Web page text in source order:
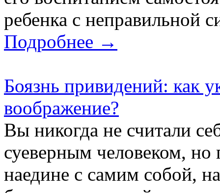
ребенка с неправильной
Подробнее →
Боязнь привидений: как
воображение?
Вы никогда не считали
суеверным человеком, но
наедине с самим собой,